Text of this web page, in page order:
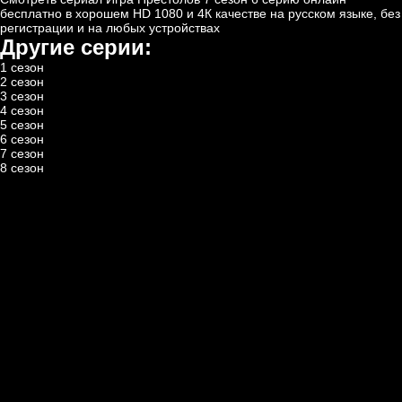
бесплатно в хорошем HD 1080 и 4К качестве на русском языке, без
регистрации и на любых устройствах
Другие серии:
1 сезон
2 сезон
3 сезон
4 сезон
5 сезон
6 сезон
7 сезон
8 сезон